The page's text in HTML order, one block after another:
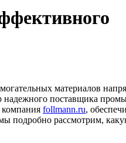
материалов
надежного поставщика
компания follmann.ru,
подробно рассмотрим,